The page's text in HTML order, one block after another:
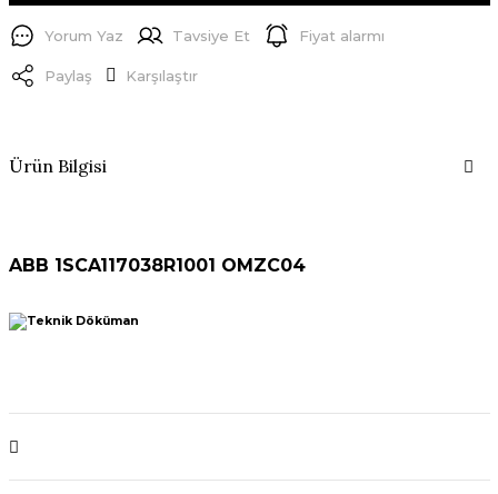
Yorum Yaz Tavsiye Et Fiyat alarmı
Paylaş Karşılaştır
Ürün Bilgisi
ABB 1SCA117038R1001 OMZC04